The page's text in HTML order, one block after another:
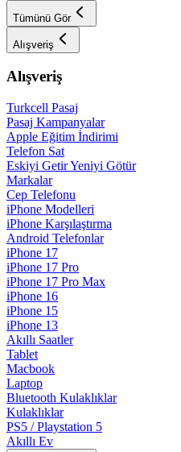
Tümünü Gör
Alışveriş
Alışveriş
Turkcell Pasaj
Pasaj Kampanyalar
Apple Eğitim İndirimi
Telefon Sat
Eskiyi Getir Yeniyi Götür
Markalar
Cep Telefonu
iPhone Modelleri
iPhone Karşılaştırma
Android Telefonlar
iPhone 17
iPhone 17 Pro
iPhone 17 Pro Max
iPhone 16
iPhone 15
iPhone 13
Akıllı Saatler
Tablet
Macbook
Laptop
Bluetooth Kulaklıklar
Kulaklıklar
PS5 / Playstation 5
Akıllı Ev